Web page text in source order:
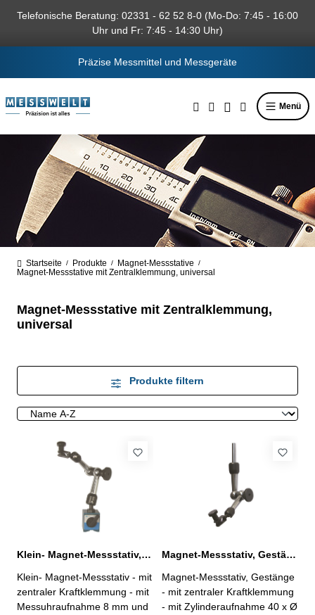
springen
Telefonische Beratung: 02331 - 62 52 8-0 (Mo-Do: 7:45 - 16:00
Uhr und Fr: 7:45 - 14:30 Uhr)
Präzise Messmittel und Messgeräte
Menü
Startseite / Produkte / Magnet-Messstative /
Magnet-Messstative mit Zentralklemmung, universal
Magnet-Messstative mit Zentralklemmung,
universal
Produkte filtern
Klein- Magnet-Messstativ, 10 kg, Gesamthöhe 185 mm, universal
Klein- Magnet-Messstativ - mit
zentraler Kraftklemmung - mit
Messuhraufnahme 8 mm und
Magnet-Messstativ, Gestänge, Gesamthöhe 145 mm, universal
Magnet-Messstativ, Gestänge
- mit zentraler Kraftklemmung
- mit Zylinderaufnahme 40 x Ø